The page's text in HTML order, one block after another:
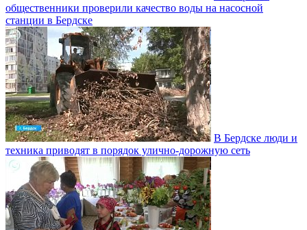
общественники проверили качество воды на насосной
станции в Бердске
В Бердске люди и
техника приводят в порядок улично‑дорожную сеть